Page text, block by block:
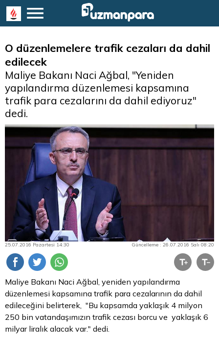
O düzenlemelere trafik cezaları da dahil
edilecek
Maliye Bakanı Naci Ağbal, "Yeniden
yapılandırma düzenlemesi kapsamına
trafik para cezalarını da dahil ediyoruz"
dedi.
25.07.2016 Pazartesi 14:30 Güncelleme : 26.07.2016 Salı 08:20
Maliye Bakanı Naci Ağbal, yeniden yapılandırma
düzenlemesi kapsamına trafik para cezalarının da dahil
edileceğini belirterek, "Bu kapsamda yaklaşık 4 milyon
250 bin vatandaşımızın trafik cezası borcu ve yaklaşık 6
milyar liralık alacak var." dedi.